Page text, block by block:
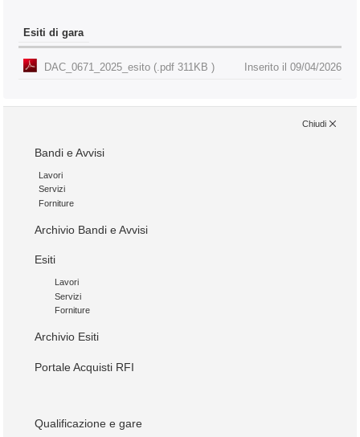
Esiti di gara
DAC_0671_2025_esito (.pdf 311KB ) Inserito il 09/04/2026
Chiudi
Bandi e Avvisi
Lavori
Servizi
Forniture
Archivio Bandi e Avvisi
Esiti
Lavori
Servizi
Forniture
Archivio Esiti
Portale Acquisti RFI
Qualificazione e gare